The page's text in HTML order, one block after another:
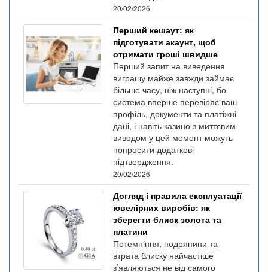
20/02/2026
Перший кешаут: як
підготувати акаунт, щоб
отримати гроші швидше
Перший запит на виведення
виграшу майже завжди займає
більше часу, ніж наступні, бо
система вперше перевіряє ваш
профіль, документи та платіжні
дані, і навіть казино з миттєвим
виводом у цей момент можуть
попросити додаткові
підтвердження.
20/02/2026
Догляд і правила експлуатації
ювелірних виробів: як
зберегти блиск золота та
платини
Потемніння, подряпини та
втрата блиску найчастіше
з’являються не від самого